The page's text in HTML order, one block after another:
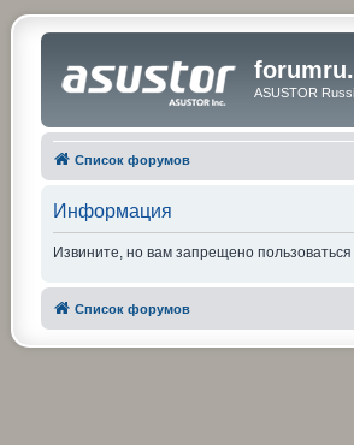
ASUSTOR
Список форумов
Информация
Извините, но вам запрещено пользоваться
Список форумов